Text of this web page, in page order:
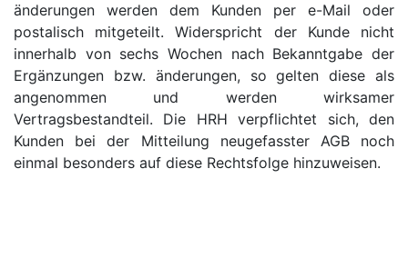
änderungen werden dem Kunden per e-Mail oder
postalisch mitgeteilt. Widerspricht der Kunde nicht
innerhalb von sechs Wochen nach Bekanntgabe der
Ergänzungen bzw. änderungen, so gelten diese als
angenommen und werden wirksamer
Vertragsbestandteil. Die HRH verpflichtet sich, den
Kunden bei der Mitteilung neugefasster AGB noch
einmal besonders auf diese Rechtsfolge hinzuweisen.